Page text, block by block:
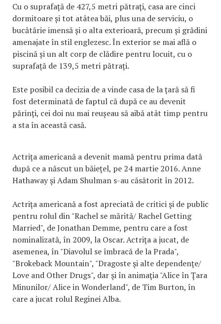
Cu o suprafață de 427,5 metri pătrați, casa are cinci
dormitoare și tot atâtea băi, plus una de serviciu, o
bucătărie imensă și o alta exterioară, precum și grădini
amenajate în stil englezesc. În exterior se mai află o
piscină și un alt corp de clădire pentru locuit, cu o
suprafață de 139,5 metri pătrați.
Este posibil ca decizia de a vinde casa de la țară să fi
fost determinată de faptul că după ce au devenit
părinți, cei doi nu mai reușeau să aibă atât timp pentru
a sta în această casă.
Actriţa americană a devenit mamă pentru prima dată
după ce a născut un băieţel, pe 24 martie 2016. Anne
Hathaway şi Adam Shulman s-au căsătorit în 2012.
Actriţa americană a fost apreciată de critici şi de public
pentru rolul din "Rachel se mărită/ Rachel Getting
Married", de Jonathan Demme, pentru care a fost
nominalizată, în 2009, la Oscar. Actriţa a jucat, de
asemenea, în "Diavolul se îmbracă de la Prada",
"Brokeback Mountain", "Dragoste şi alte dependenţe/
Love and Other Drugs", dar şi în animaţia "Alice în Ţara
Minunilor/ Alice in Wonderland", de Tim Burton, în
care a jucat rolul Reginei Alba.